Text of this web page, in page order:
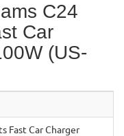
C24
Car
(US-
Fast Car Charger